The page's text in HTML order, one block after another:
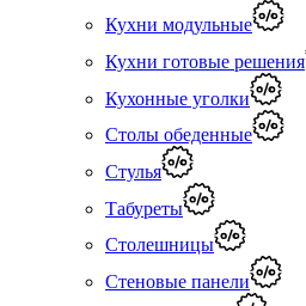
Кухни модульные
Кухни готовые решения
Кухонные уголки
Столы обеденные
Стулья
Табуреты
Столешницы
Стеновые панели